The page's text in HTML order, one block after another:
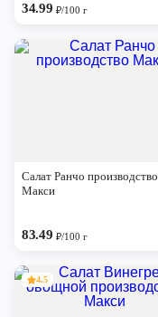
34.99₽/100 г
Салат Ранчо производство
Макси
83.49₽/100 г
4.5